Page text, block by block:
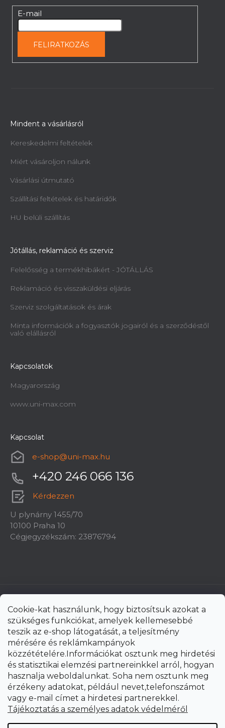
Cookie-kat használunk, hogy biztosítsuk azokat a
szükséges funkciókat, amelyek kellemesebbé
teszik az e-shop látogatását, a teljesítmény
mérésére és reklámkampányok
közzétételére.Információkat osztunk meg hirdetési
és statisztikai elemzési partnereinkkel arról, hogyan
hasznalja weboldalunkat. Soha nem osztunk meg
érzékeny adatokat, például nevet,telefonszámot
vagy e-mail címet a hirdetesi partnerekkel.
Tájékoztatás a személyes adatok védelméről
E-mail
FELIRATKOZÁS
Mindent a vásárlásról
Kereskedelmi feltételek
Miért vásároljon nálunk
Vásárlási útmutató
Szállítási feltételek és határidők
HU belüli szállítás
Jótállás, reklamáció és szerviz
Felelősség a termékhibákért - JÓTÁLLÁS
Reklamáció és visszaküldési eljárás
Szerviz szolgáltatások és árak
Minta információk a fogyasztók jogairól és a szerződéstől
való elállásról
Kapcsolatok
Magyarország
www.uni-max.com
Kapcsolat
e-shop@uni-max.hu
+420 246 066 136
Kérdezzen
U plynárny 1455/70
10100 Praha 10
Cégjegyzékszám: 23876794
Shoptet Premium készítette